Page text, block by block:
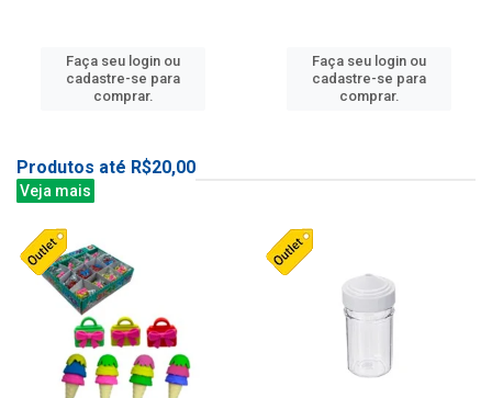
Faça seu login ou
cadastre-se para
comprar.
Faça seu login ou
cadastre-se para
comprar.
Produtos até R$20,00
Veja mais